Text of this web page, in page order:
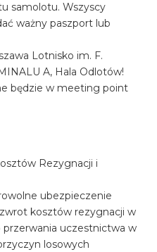
samolotu. Wszyscy
ważny paszport lub
Lotnisko im. F.
A, Hala Odlotów!
będzie w meeting point
Rezygnacji i
ubezpieczenie
kosztów rezygnacji w
uczestnictwa w
losowych